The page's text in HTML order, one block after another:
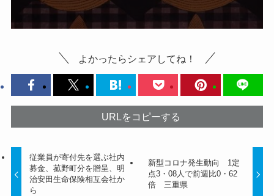
よかったらシェアしてね！
URLをコピーする
従業員が寄付先を選ぶ社内
募金、菰野町分を贈呈、明
治安田生命保険相互会社か
ら
新型コロナ発生動向 1定
点3・08人で前週比0・62
倍 三重県